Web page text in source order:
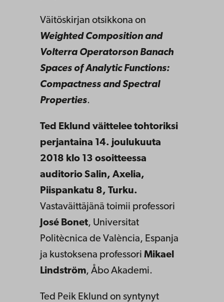
Väitöskirjan otsikkona on
Weighted Composition and
Volterra Operatorson Banach
Spaces of Analytic Functions:
Compactness and Spectral
Properties.
Ted Eklund väittelee tohtoriksi
perjantaina 14. joulukuuta
2018 klo 13 osoitteessa
auditorio Salin, Axelia,
Piispankatu 8, Turku.
Vastaväittäjänä toimii professori
José Bonet, Universitat
Politècnica de València, Espanja
ja kustoksena professori Mikael
Lindström, Åbo Akademi.
Ted Peik Eklund on syntynyt